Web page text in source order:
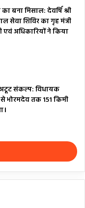
बना मिसाल: देवर्षि श्री
सेवा शिविर का गृह मंत्री
अधिकारियों ने किया
संकल्प: विधायक
भोरमदेव तक 151 किमी